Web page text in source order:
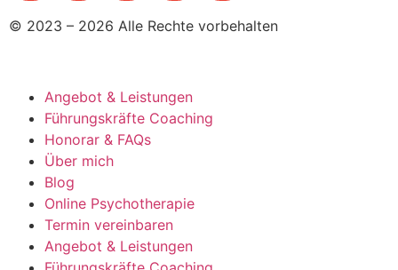
© 2023 – 2026 Alle Rechte vorbehalten
Angebot & Leistungen
Führungskräfte Coaching
Honorar & FAQs
Über mich
Blog
Online Psychotherapie
Termin vereinbaren
Angebot & Leistungen